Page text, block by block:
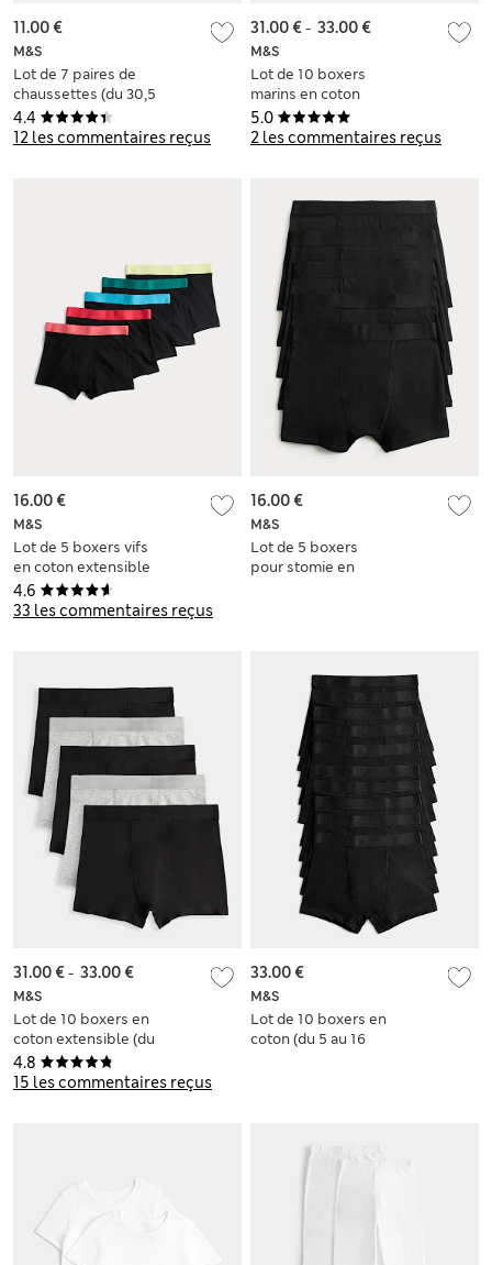
4.4
12 les commentaires reçus
M&S
Lot de 7 paires de
chaussettes (du 30,5
au 42)
11.00 €
5.0
2 les commentaires reçus
M&S
Lot de 10 boxers
marins en coton
extensible (du 5 au
16 ans)
31.00 €- 33.00 €
4.6
33 les commentaires reçus
M&S
Lot de 5 boxers vifs
en coton extensible
(du 5 au 16 ans)
16.00 €
M&S
Lot de 5 boxers
pour stomie en
16.00 €
4.8
15 les commentaires reçus
M&S
Lot de 10 boxers en
coton extensible (du
5 au 16 ans)
31.00 €- 33.00 €
M&S
Lot de 10 boxers en
coton (du 5 au 16
33.00 €